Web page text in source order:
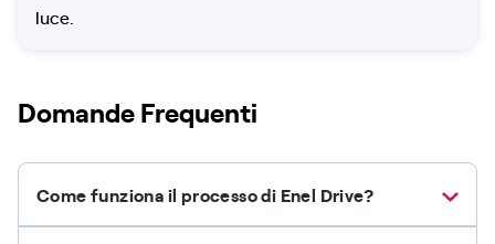
luce.
Domande Frequenti
Come funziona il processo di Enel Drive?